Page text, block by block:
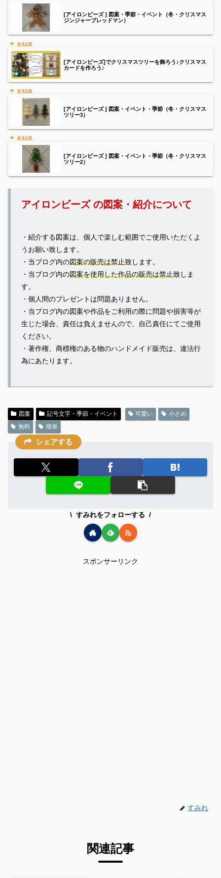
[アイロンビーズ ] 図案・季節・イベント（冬・クリスマス
ジンジャーブレッドマン）
[アイロンビーズ]でクリスマスツリーを飾ろう♪クリスマス
カードを作ろう♪
[アイロンビーズ ] 図案・イベント・季節（冬・クリスマス
ツリー3）
[アイロンビーズ ] 図案・イベント・季節（冬・クリスマス
ツリー2）
アイロンビーズ の図案・紹介について
・紹介する図案は、個人で楽しむ範囲でご使用いただくよ
うお願い致します。
・当ブログ内の図案の販売は禁止致します。
・当ブログ内の図案を使用した作品の販売は禁止致しま
す。
・個人間のプレゼントは問題ありません。
・当ブログ内の図案や作品をご利用の際に問題や損害等が
生じた場合、責任は負えませんので、自己責任にてご使用
ください。
・著作権、商標権のある物のハンドメイド販売は、違法行
為にあたります。
図案 記号文字・季節・イベント 可愛い
小さめ
無料
簡単
シェアする
すみれをフォローする
スポンサーリンク
すみれ
関連記事